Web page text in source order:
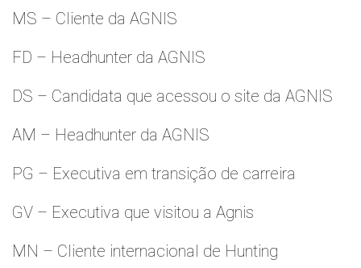
MS – Cliente da AGNIS
FD – Headhunter da AGNIS
DS – Candidata que acessou o site da AGNIS
AM – Headhunter da AGNIS
PG – Executiva em transição de carreira
GV – Executiva que visitou a Agnis
MN – Cliente internacional de Hunting